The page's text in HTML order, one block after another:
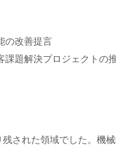
の改善提言
課題解決プロジェクト
された領域でした。機